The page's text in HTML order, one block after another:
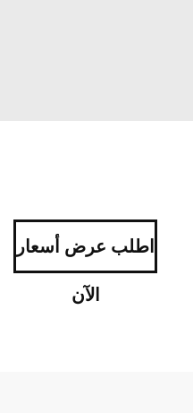
اطلب عرض أسعار
الآن